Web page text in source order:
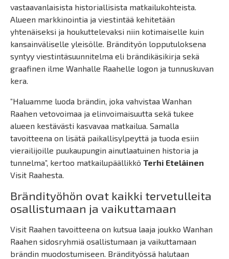
vastaavanlaisista historiallisista matkailukohteista.
Alueen markkinointia ja viestintää kehitetään
yhtenäiseksi ja houkuttelevaksi niin kotimaiselle kuin
kansainväliselle yleisölle. Brändityön lopputuloksena
syntyy viestintäsuunnitelma eli brändikäsikirja sekä
graafinen ilme Wanhalle Raahelle logon ja tunnuskuvan
kera.
”Haluamme luoda brändin, joka vahvistaa Wanhan
Raahen vetovoimaa ja elinvoimaisuutta sekä tukee
alueen kestävästi kasvavaa matkailua. Samalla
tavoitteena on lisätä paikallisylpeyttä ja tuoda esiin
vierailijoille puukaupungin ainutlaatuinen historia ja
tunnelma”, kertoo matkailupäällikkö Terhi Eteläinen
Visit Raahesta.
Brändityöhön ovat kaikki tervetulleita
osallistumaan ja vaikuttamaan
Visit Raahen tavoitteena on kutsua laaja joukko Wanhan
Raahen sidosryhmiä osallistumaan ja vaikuttamaan
brändin muodostumiseen. Brändityössä halutaan